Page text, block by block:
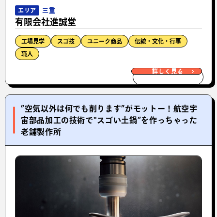
エリア 三重
有限会社進誠堂
工場見学 スゴ技 ユニーク商品 伝統・文化・行事
職人
詳しく見る
”空気以外は何でも削ります”がモットー！航空宇
宙部品加工の技術で"スゴい土鍋”を作っちゃった
老舗製作所